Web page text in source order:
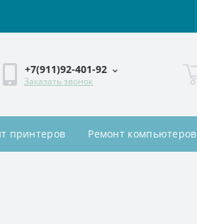
+7(911)92-401-92
Заказать звонок
принтеров Ремонт компьютеров